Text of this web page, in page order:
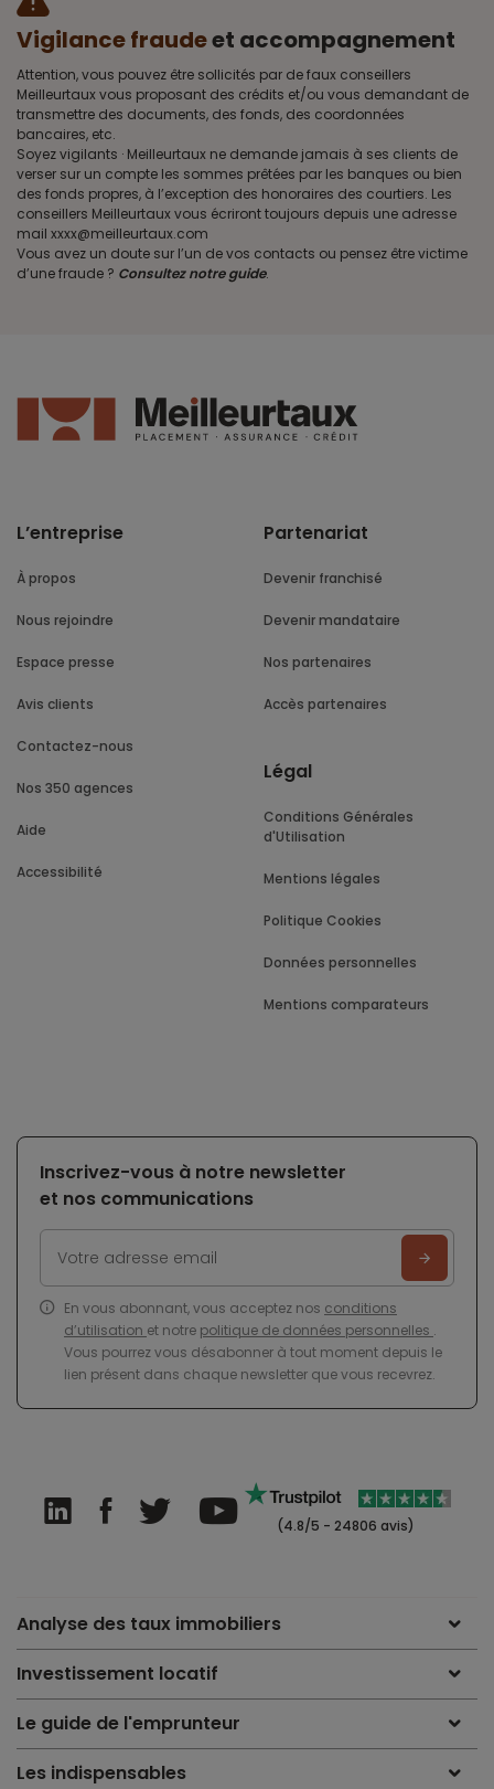
Vigilance fraudeet accompagnement
Attention, vous pouvez être sollicités par de faux conseillers
Meilleurtaux vous proposant des crédits et/ou vous demandant de
transmettre des documents, des fonds, des coordonnées
bancaires, etc.
Soyez vigilants · Meilleurtaux ne demande jamais à ses clients de
verser sur un compte les sommes prêtées par les banques ou bien
des fonds propres, à l’exception des honoraires des courtiers. Les
conseillers Meilleurtaux vous écriront toujours depuis une adresse
mail xxxx@meilleurtaux.com
Vous avez un doute sur l’un de vos contacts ou pensez être victime
d’une fraude ? Consultez notre guide.
L’entreprise
À propos
Nous rejoindre
Espace presse
Avis clients
Contactez-nous
Nos 350 agences
Aide
Accessibilité
Partenariat
Devenir franchisé
Devenir mandataire
Nos partenaires
Accès partenaires
Légal
Conditions Générales
d'Utilisation
Mentions légales
Politique Cookies
Données personnelles
Mentions comparateurs
Inscrivez-vous à notre newsletter
et nos communications
En vous abonnant, vous acceptez nos conditions
d’utilisation et notre politique de données personnelles .
Vous pourrez vous désabonner à tout moment depuis le
lien présent dans chaque newsletter que vous recevrez.
(4.8/5 - 24806 avis)
Analyse des taux immobiliers
Investissement locatif
Le guide de l'emprunteur
Les indispensables